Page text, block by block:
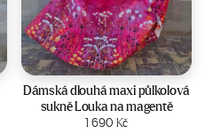
Velikost:36-42
Dámská dlouhá maxi půlkolová
sukně Louka na magentě
1 690 Kč
Zobrazit produkt